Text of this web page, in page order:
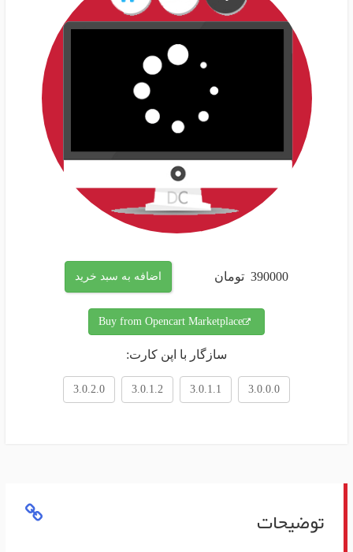
390000 تومان اضافه به سبد خرید
Buy from Opencart Marketplace
سازگار با اپن کارت:
3.0.0.0
3.0.1.1
3.0.1.2
3.0.2.0
توضیحات